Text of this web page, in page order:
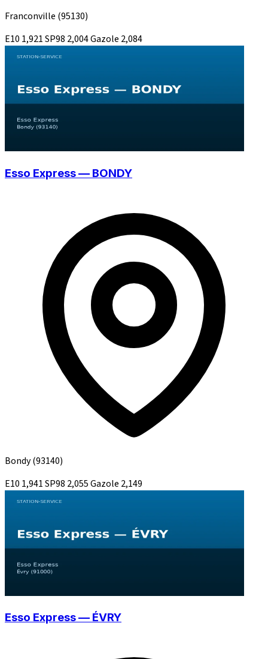
Franconville (95130)
E10 1,921SP98 2,004Gazole 2,084
Esso Express — BONDY
Bondy(93140)
E10 1,941SP98 2,055Gazole 2,149
Esso Express — ÉVRY